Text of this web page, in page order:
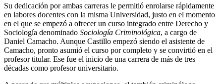
Su dedicación por ambas carreras le permitió enrolarse rápidamente
en labores docentes con la misma Universidad, justo en el momento
en el que se empezó a ofrecer un curso integrado entre Derecho y
Sociología denominado Sociología Criminológica, a cargo de
Daniel Camacho. Aunque Castillo empezó siendo el asistente de
Camacho, pronto asumió el curso por completo y se convirtió en el
profesor titular. Ese fue el inicio de una carrera de más de tres
décadas como profesor universitario.